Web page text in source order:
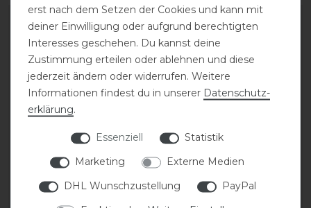
Mattes Basis-Kurzgurt
Mattes Lammfellbezug
erst nach dem Setzen der Cookies und kann mit
deiner Einwilligung oder aufgrund berechtigten
Interesses geschehen. Du kannst deine
Zustimmung erteilen oder ablehnen und diese
jederzeit ändern oder widerrufen. Weitere
Informationen findest du in unserer Daten­schutz­
erklärung.
Essenziell
Statistik
Marketing
Externe Medien
DHL Wunschzustellung
PayPal